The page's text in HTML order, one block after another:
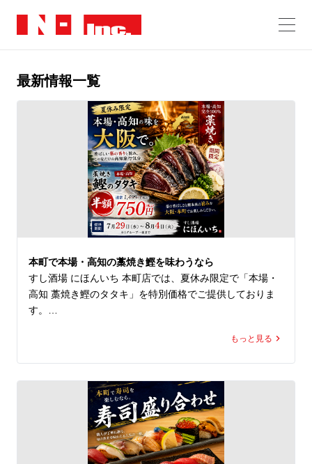
最新情報一覧
本町で本場・高知の藁焼き鰹を味わうなら
すし酒場 にほんいち 本町店では、夏休み限定で「本場・
高知 藁焼き鰹のタタキ」を特別価格でご提供しておりま
す。
本場・高知で藁焼きされた鰹を使用し、藁ならではの香ば
「大阪にいながら高知旅行気分」をテーマに、この夏だけ
の特別企画をご用意しました。
本町で海鮮や寿司、日本酒を楽しみたい方は、ぜひすし酒
もっと見る